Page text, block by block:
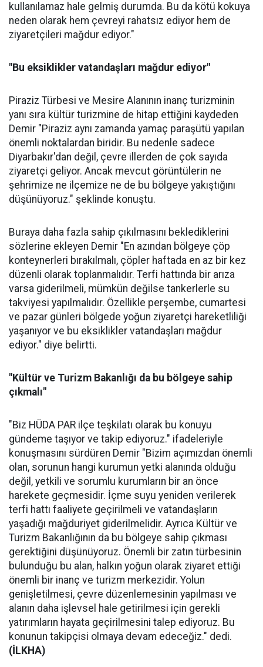
kullanılamaz hale gelmiş durumda. Bu da kötü kokuya
neden olarak hem çevreyi rahatsız ediyor hem de
ziyaretçileri mağdur ediyor."
"Bu eksiklikler vatandaşları mağdur ediyor"
Piraziz Türbesi ve Mesire Alanının inanç turizminin
yanı sıra kültür turizmine de hitap ettiğini kaydeden
Demir "Piraziz aynı zamanda yamaç paraşütü yapılan
önemli noktalardan biridir. Bu nedenle sadece
Diyarbakır'dan değil, çevre illerden de çok sayıda
ziyaretçi geliyor. Ancak mevcut görüntülerin ne
şehrimize ne ilçemize ne de bu bölgeye yakıştığını
düşünüyoruz." şeklinde konuştu.
Buraya daha fazla sahip çıkılmasını beklediklerini
sözlerine ekleyen Demir "En azından bölgeye çöp
konteynerleri bırakılmalı, çöpler haftada en az bir kez
düzenli olarak toplanmalıdır. Terfi hattında bir arıza
varsa giderilmeli, mümkün değilse tankerlerle su
takviyesi yapılmalıdır. Özellikle perşembe, cumartesi
ve pazar günleri bölgede yoğun ziyaretçi hareketliliği
yaşanıyor ve bu eksiklikler vatandaşları mağdur
ediyor." diye belirtti.
"Kültür ve Turizm Bakanlığı da bu bölgeye sahip
çıkmalı"
"Biz HÜDA PAR ilçe teşkilatı olarak bu konuyu
gündeme taşıyor ve takip ediyoruz." ifadeleriyle
konuşmasını sürdüren Demir "Bizim açımızdan önemli
olan, sorunun hangi kurumun yetki alanında olduğu
değil, yetkili ve sorumlu kurumların bir an önce
harekete geçmesidir. İçme suyu yeniden verilerek
terfi hattı faaliyete geçirilmeli ve vatandaşların
yaşadığı mağduriyet giderilmelidir. Ayrıca Kültür ve
Turizm Bakanlığının da bu bölgeye sahip çıkması
gerektiğini düşünüyoruz. Önemli bir zatın türbesinin
bulunduğu bu alan, halkın yoğun olarak ziyaret ettiği
önemli bir inanç ve turizm merkezidir. Yolun
genişletilmesi, çevre düzenlemesinin yapılması ve
alanın daha işlevsel hale getirilmesi için gerekli
yatırımların hayata geçirilmesini talep ediyoruz. Bu
konunun takipçisi olmaya devam edeceğiz." dedi.
(İLKHA)